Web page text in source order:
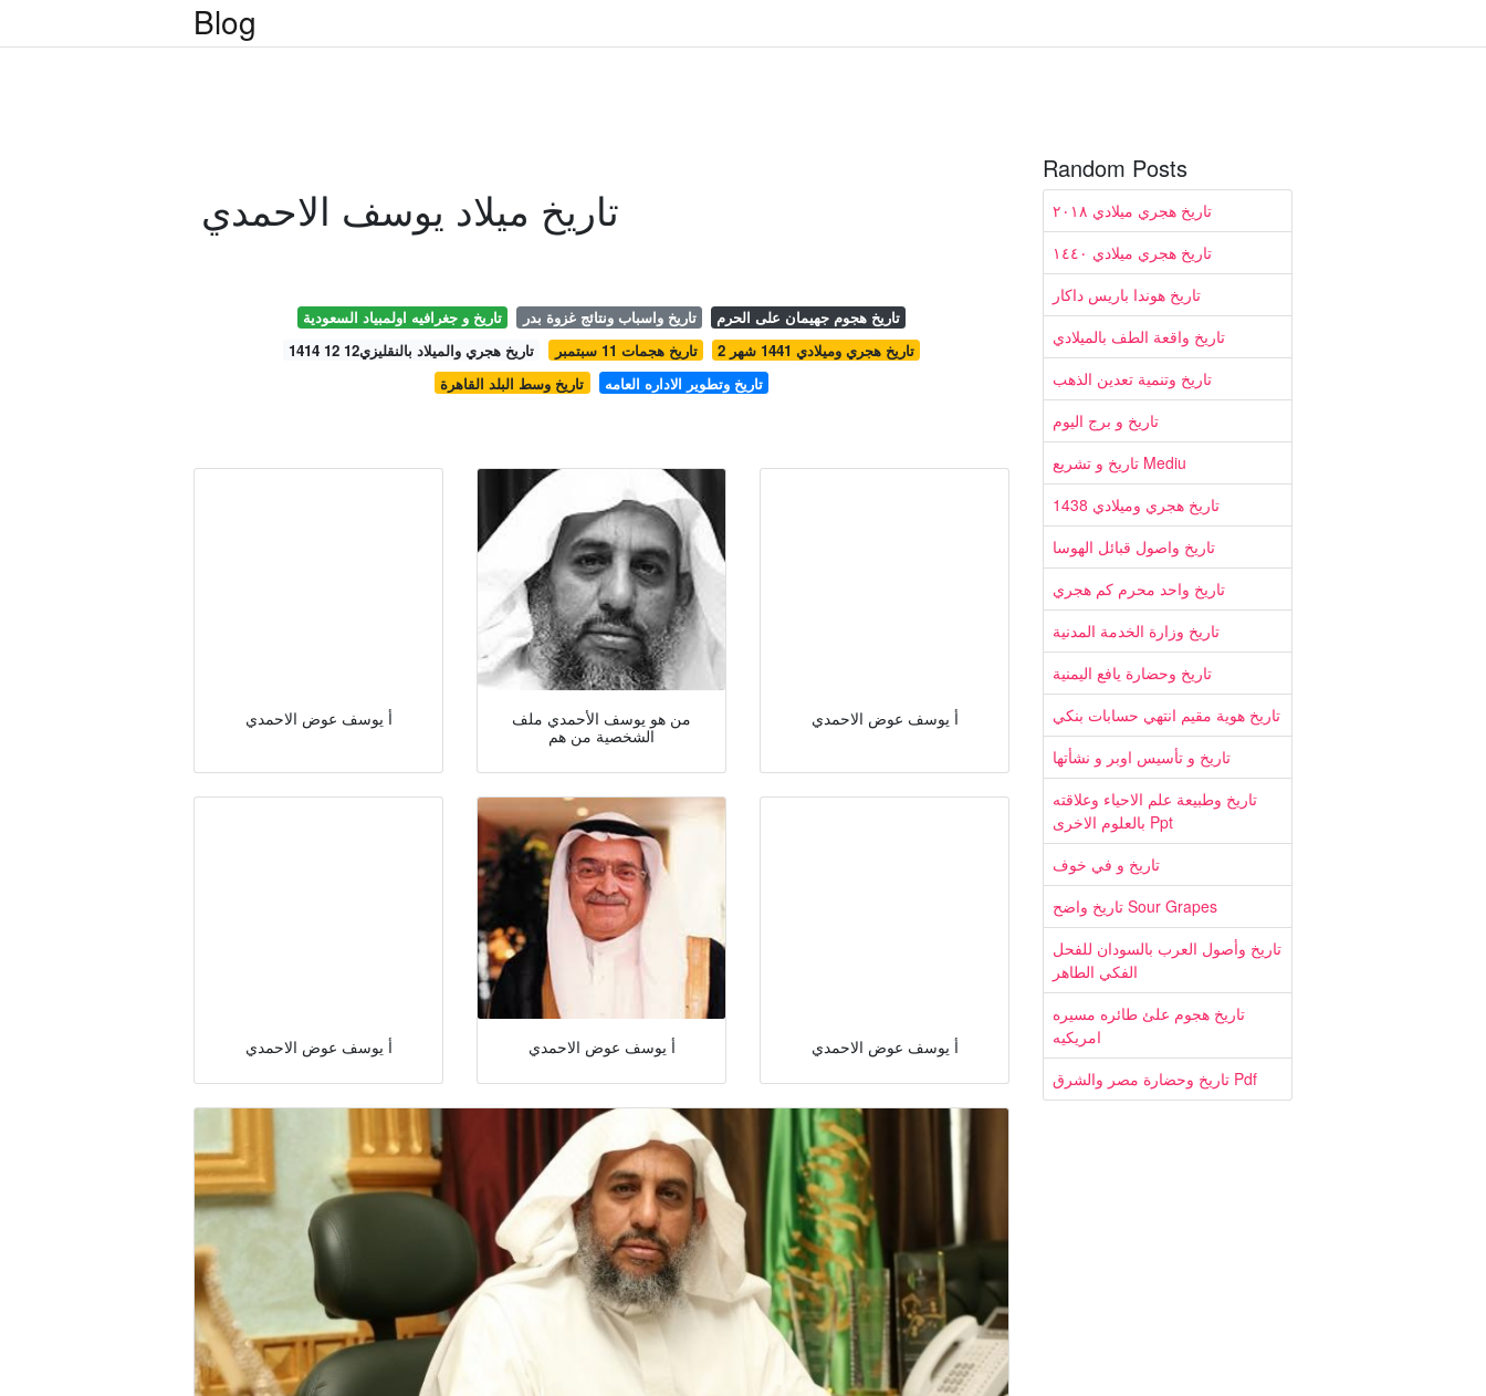
Blog
تاريخ ميلاد يوسف الاحمدي
تاريخ و جغرافيه اولمبياد السعودية تاريخ واسباب ونتائج غزوة بدر
تاريخ هجوم جهيمان على الحرم
تاريخ هجري والميلاد بالنقليزي12 12 1414
تاريخ هجمات 11 سبتمبر
تاريخ هجري وميلادي 1441 شهر 2
تاريخ وسط البلد القاهرة
تاريخ وتطوير الاداره العامه
أ يوسف عوض الاحمدي
من هو يوسف الأحمدي ملف
الشخصية من هم
أ يوسف عوض الاحمدي
أ يوسف عوض الاحمدي أ يوسف عوض الاحمدي أ يوسف عوض الاحمدي
Random Posts
تاريخ هجري ميلادي ٢٠١٨
تاريخ هجري ميلادي ١٤٤٠
تاريخ هوندا باريس داكار
تاريخ واقعة الطف بالميلادي
تاريخ وتنمية تعدين الذهب
تاريخ و برج اليوم
تاريخ و تشريع Mediu
تاريخ هجري وميلادي 1438
تاريخ واصول قبائل الهوسا
تاريخ واحد محرم كم هجري
تاريخ وزارة الخدمة المدنية
تاريخ وحضارة يافع اليمنية
تاريخ هوية مقيم انتهي حسابات بنكي
تاريخ و تأسيس اوبر و نشأتها
تاريخ وطبيعة علم الاحياء وعلاقته
بالعلوم الاخرى Ppt
تاريخ و في خوف
تاريخ واضح Sour Grapes
تاريخ وأصول العرب بالسودان للفحل
الفكي الطاهر
تاريخ هجوم علئ طائره مسيره
امريكيه
تاريخ وحضارة مصر والشرق Pdf